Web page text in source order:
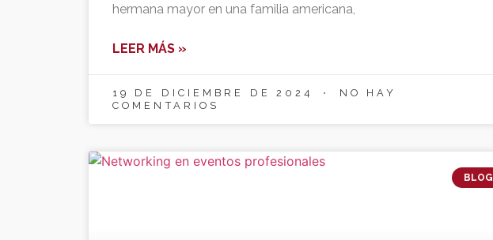
hermana mayor en una familia americana,
LEER MÁS »
19 DE DICIEMBRE DE 2024
NO HAY
COMENTARIOS
BLOG